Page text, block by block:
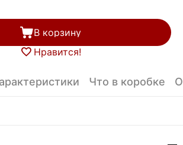
В корзину
Нравится!
Что в коробке